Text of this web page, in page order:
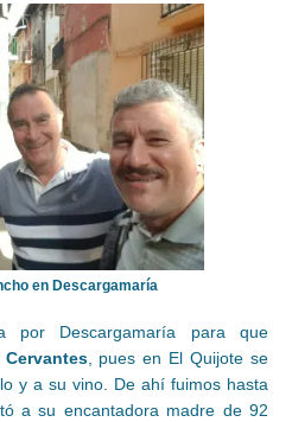
en Descargamaría
por Descargamaría para que
Cervantes, pues en El Quijote se
y a su vino. De ahí fuimos hasta
a su encantadora madre de 92